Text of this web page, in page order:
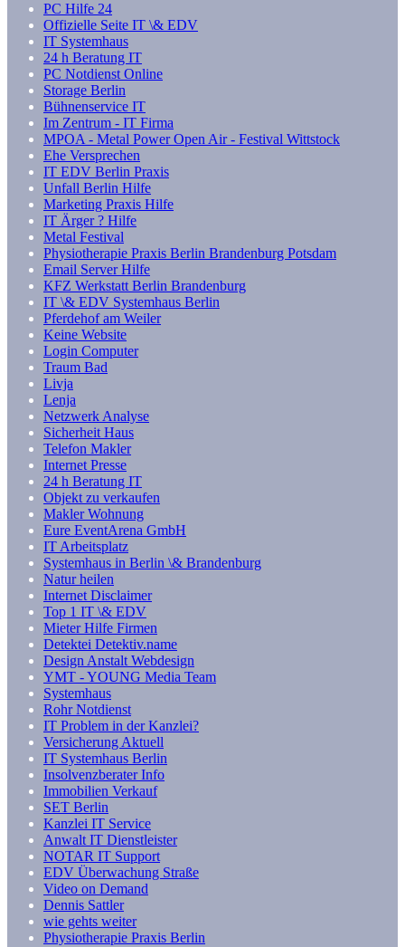
PC Hilfe 24
Offizielle Seite IT \& EDV
IT Systemhaus
24 h Beratung IT
PC Notdienst Online
Storage Berlin
Bühnenservice IT
Im Zentrum - IT Firma
MPOA - Metal Power Open Air - Festival Wittstock
Ehe Versprechen
IT EDV Berlin Praxis
Unfall Berlin Hilfe
Marketing Praxis Hilfe
IT Ärger ? Hilfe
Metal Festival
Physiotherapie Praxis Berlin Brandenburg Potsdam
Email Server Hilfe
KFZ Werkstatt Berlin Brandenburg
IT \& EDV Systemhaus Berlin
Pferdehof am Weiler
Keine Website
Login Computer
Traum Bad
Livja
Lenja
Netzwerk Analyse
Sicherheit Haus
Telefon Makler
Internet Presse
24 h Beratung IT
Objekt zu verkaufen
Makler Wohnung
Eure EventArena GmbH
IT Arbeitsplatz
Systemhaus in Berlin \& Brandenburg
Natur heilen
Internet Disclaimer
Top 1 IT \& EDV
Mieter Hilfe Firmen
Detektei Detektiv.name
Design Anstalt Webdesign
YMT - YOUNG Media Team
Systemhaus
Rohr Notdienst
IT Problem in der Kanzlei?
Versicherung Aktuell
IT Systemhaus Berlin
Insolvenzberater Info
Immobilien Verkauf
SET Berlin
Kanzlei IT Service
Anwalt IT Dienstleister
NOTAR IT Support
EDV Überwachung Straße
Video on Demand
Dennis Sattler
wie gehts weiter
Physiotherapie Praxis Berlin